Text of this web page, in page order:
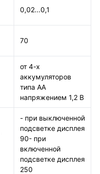
0,02...0,1
70
от 4-х
аккумуляторов
типа АА
напряжением 1,2 В
- при выключенной
подсветке дисплея
90- при
включенной
подсветке дисплея
250